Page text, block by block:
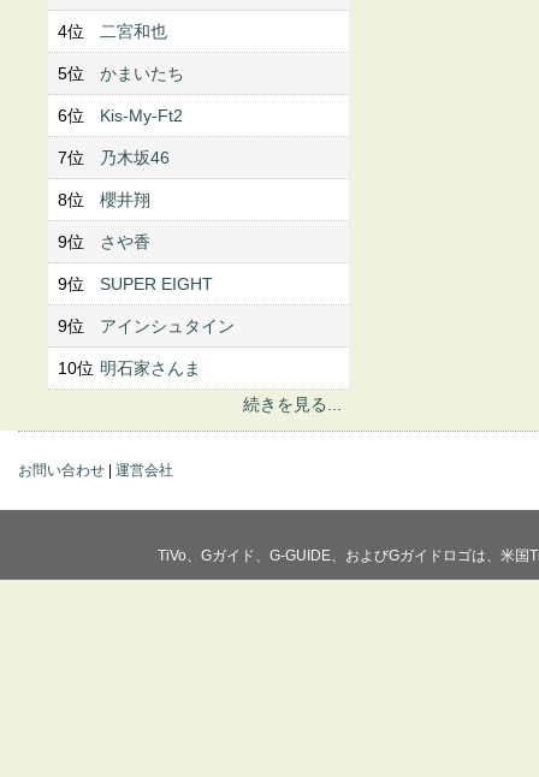
4位 二宮和也
5位 かまいたち
6位 Kis-My-Ft2
7位 乃木坂46
8位 櫻井翔
9位 さや香
9位 SUPER EIGHT
9位 アインシュタイン
10位 明石家さんま
続きを見る...
お問い合わせ 運営会社
TiVo、Gガイド、G-GUIDE、およびGガイドロゴは、米